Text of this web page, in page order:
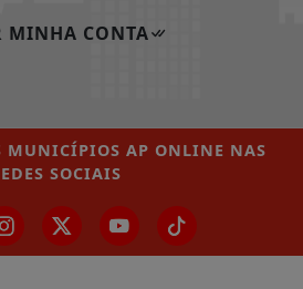
MINHA CONTA
MUNICÍPIOS AP ONLINE NAS
SOCIAIS